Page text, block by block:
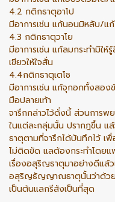
4.2 กติกธาตุอาโป
มีอาการเช่น แก้นอนมิหลับ/แ
4.3 กติกธาตุวาโย
มีอาการเช่น แก้ลมกระทำมิใ
เขียวให้ใจสั่น
4.4กติกธาตุเตโช
มีอาการเช่น แก้จุกอกทั้งสอ
มือปลายเท้า
จารึกกล่าวไว้ดั่งนี้ ส่วนการพ
ในแต่ละกลุ่มนั้น ปรากฎขึ้น แ
ธาตุตามที่จารึกได้บันทึกไว้ เ
ไม่ติดขัด แลต้องกระทำโดยแ
เรื่องอสุริญธาตุมาอย่างดีแล้ว
อสุริญธัญญาณธาตุนั้นว่าด้วย
เป็นต้นแลกรีสังเป็นที่สุด